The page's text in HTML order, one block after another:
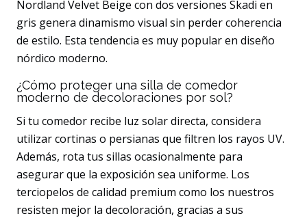
Nordland Velvet Beige con dos versiones Skadi en
gris genera dinamismo visual sin perder coherencia
de estilo. Esta tendencia es muy popular en diseño
nórdico moderno.
¿Cómo proteger una silla de comedor
moderno de decoloraciones por sol?
Si tu comedor recibe luz solar directa, considera
utilizar cortinas o persianas que filtren los rayos UV.
Además, rota tus sillas ocasionalmente para
asegurar que la exposición sea uniforme. Los
terciopelos de calidad premium como los nuestros
resisten mejor la decoloración, gracias a sus